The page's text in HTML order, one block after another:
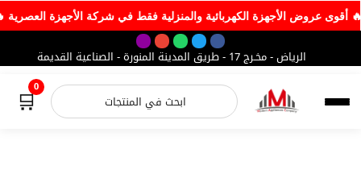
🔥 أقوى عروض الأجهزة الكهربائية والمنزلية فقط في شركة
الرياض - مخـرج 17 - طريق المدينة المنورة - الصناعية القديمة
🛒0